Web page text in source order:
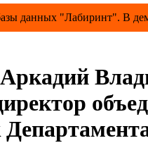
данных "Лабиринт". В